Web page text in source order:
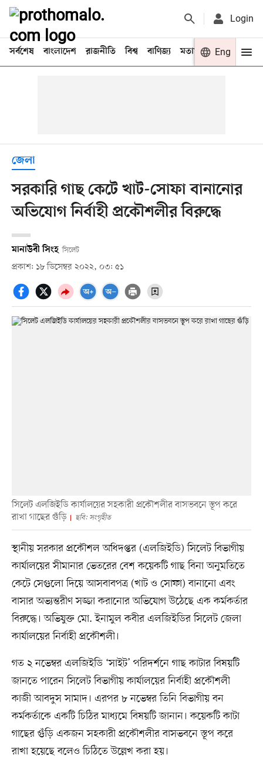
Login
সর্বশেষ বাংলাদেশ রাজনীতি বিশ্ব বাণিজ্য মতামত খেলা
Eng
জেলা
সরকারি গাছ কেটে খাট-সোফা বানানোর
অভিযোগ নির্বাহী প্রকৌশলীর বিরুদ্ধে
মানাউবী সিংহ সিলেট
প্রকাশ: ১৮ ডিসেম্বর ২০২২, ০৩: ৫১
সিলেট এলজিইডি কার্যালয়ের সহকারী প্রকৌশলীর বাসভবনে স্তূপ করে
রাখা গাছের গুঁড়ি
ছবি: সংগৃহীত
স্থানীয় সরকার প্রকৌশল অধিদপ্তর (এলজিইডি) সিলেট বিভাগীয়
কার্যালয়ের সীমানার ভেতরের বেশ কয়েকটি গাছ বিনা অনুমতিতে
কেটে সেগুলো দিয়ে আসবাবপত্র (খাট ও সোফা) বানানো এবং
বাসার অভ্যন্তরীণ সজ্জা করানোর অভিযোগ উঠেছে এক কর্মকর্তার
বিরুদ্ধে। অভিযুক্ত মো. ইনামুল কবীর এলজিইডির সিলেট জেলা
কার্যালয়ের নির্বাহী প্রকৌশলী।
গত ২ নভেম্বর এলজিইডি ‘সাইট’ পরিদর্শনে গাছ কাটার বিষয়টি
জানতে পারেন সিলেট বিভাগীয় কার্যালয়ের নির্বাহী প্রকৌশলী
কাজী আবদুস সামাদ। এরপর ৮ নভেম্বর তিনি বিভাগীয় বন
কর্মকর্তাকে একটি চিঠির মাধ্যমে বিষয়টি জানান। কয়েকটি কাটা
গাছের গুঁড়ি একজন সহকারী প্রকৌশলীর বাসভবনে স্তূপ করে
রাখা হয়েছে বলেও চিঠিতে উল্লেখ করা হয়।